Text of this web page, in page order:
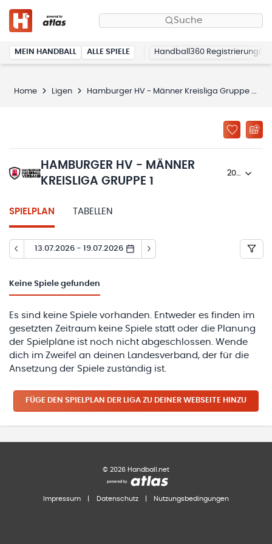
Suche
MEIN HANDBALL ALLE SPIELE Handball360 Registrierung
Home Ligen Hamburger HV - Männer Kreisliga Gruppe 1
HAMBURGER HV - MÄNNER
KREISLIGA GRUPPE 1
SPIELPLAN TABELLEN
13.07.2026 - 19.07.2026
Keine Spiele gefunden
Es sind keine Spiele vorhanden. Entweder es finden im
gesetzten Zeitraum keine Spiele statt oder die Planung
der Spielpläne ist noch nicht abgeschlossen. Wende
dich im Zweifel an deinen Landesverband, der für die
Ansetzung der Spiele zuständig ist.
FÜGE DEN SPIELPLAN DER LIGA ZU DEINER WEBSEITE HINZU
© 2026 Handball.net
Impressum Datenschutz Nutzungsbedingungen